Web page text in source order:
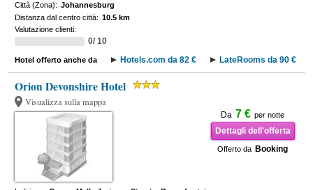
Città (Zona): Johannesburg
Distanza dal centro città: 10.5 km
Valutazione clienti:
0/ 10
Hotel offerto anche da Hotels.com da 82 € LateRooms da 90 €
Orion Devonshire Hotel
Visualizza sulla mappa
Da 7 € per notte
Dettagli dell'offerta
Offerto da Booking